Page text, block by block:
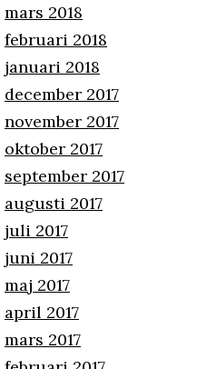
mars 2018
februari 2018
januari 2018
december 2017
november 2017
oktober 2017
september 2017
augusti 2017
juli 2017
juni 2017
maj 2017
april 2017
mars 2017